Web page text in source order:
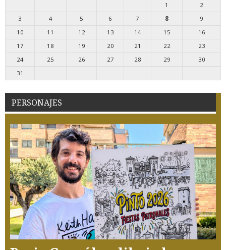
1
2
3
4 5 6 7 8
9
10
11 12 13 14 15
16
17
18 19 20 21 22
23
24
25 26 27 28 29
30
31
PERSONAJES